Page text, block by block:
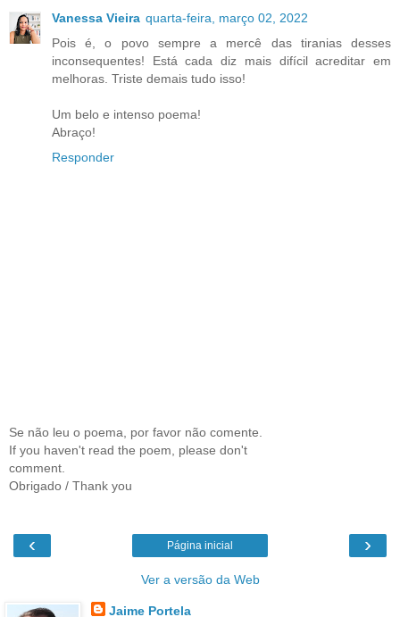
Vanessa Vieira quarta-feira, março 02, 2022
Pois é, o povo sempre a mercê das tiranias desses
inconsequentes! Está cada diz mais difícil acreditar em
melhoras. Triste demais tudo isso!
Um belo e intenso poema!
Abraço!
Responder
Se não leu o poema, por favor não comente.
If you haven't read the poem, please don't
comment.
Obrigado / Thank you
‹ ›
Página inicial
Ver a versão da Web
Jaime Portela